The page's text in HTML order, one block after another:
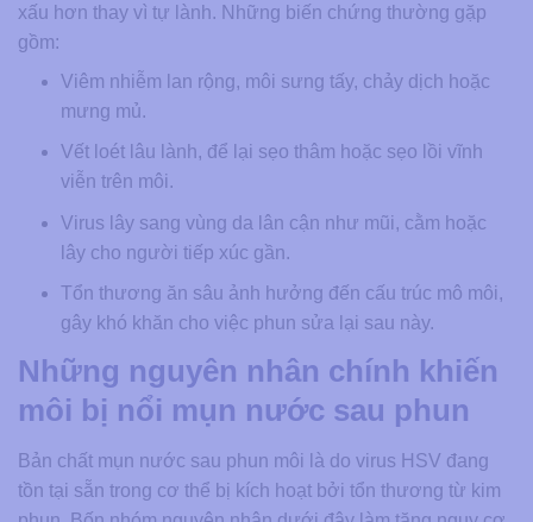
xấu hơn thay vì tự lành. Những biến chứng thường gặp
gồm:
Viêm nhiễm lan rộng, môi sưng tấy, chảy dịch hoặc
mưng mủ.
Vết loét lâu lành, để lại sẹo thâm hoặc sẹo lồi vĩnh
viễn trên môi.
Virus lây sang vùng da lân cận như mũi, cằm hoặc
lây cho người tiếp xúc gần.
Tổn thương ăn sâu ảnh hưởng đến cấu trúc mô môi,
gây khó khăn cho việc phun sửa lại sau này.
Những nguyên nhân chính khiến
môi bị nổi mụn nước sau phun
Bản chất mụn nước sau phun môi là do virus HSV đang
tồn tại sẵn trong cơ thể bị kích hoạt bởi tổn thương từ kim